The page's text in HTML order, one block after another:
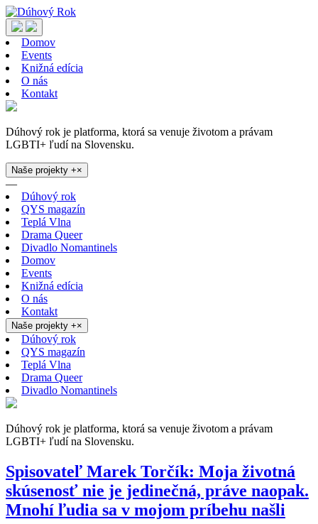
Domov
Events
Knižná edícia
O nás
Kontakt
Dúhový rok je platforma, ktorá sa venuje životom a právam
LGBTI+ ľudí na Slovensku.
Naše projekty +×
—
Dúhový rok
QYS magazín
Teplá Vlna
Drama Queer
Divadlo Nomantinels
Domov
Events
Knižná edícia
O nás
Kontakt
Naše projekty +×
Dúhový rok
QYS magazín
Teplá Vlna
Drama Queer
Divadlo Nomantinels
Dúhový rok je platforma, ktorá sa venuje životom a právam
LGBTI+ ľudí na Slovensku.
Spisovateľ Marek Torčík: Moja životná
skúsenosť nie je jedinečná, práve naopak.
Mnohí ľudia sa v mojom príbehu našli